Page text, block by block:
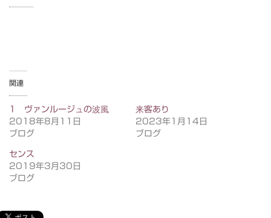
関連
1 ヴァンルージュの波風
2018年8月11日
ブログ
来客あり
2023年1月14日
ブログ
センス
2019年3月30日
ブログ